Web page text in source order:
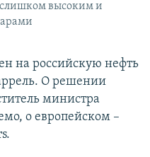
слишком высоким и
на российскую нефть
О решении
министра
о европейском –